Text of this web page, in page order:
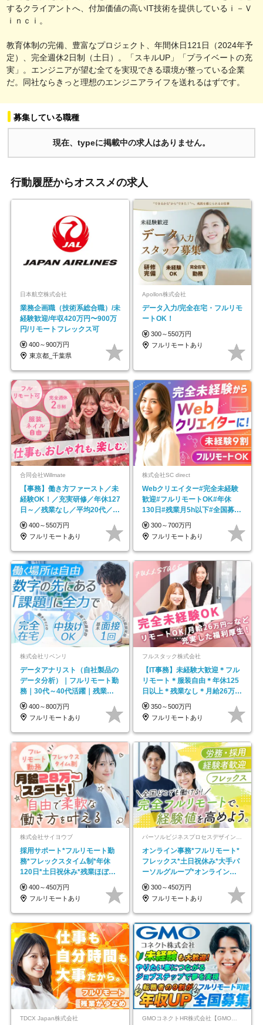
するクライアントへ、付加価値の高いIT技術を提供しているｉ－Ｖ
ｉｎｃｉ。
教育体制の完備、豊富なプロジェクト、年間休日121日（2024年予
定）、完全週休2日制（土日）。「スキルUP」「プライベートの充
実」。エンジニアが望む全てを実現できる環境が整っている企業
だ。同社ならきっと理想のエンジニアライフを送れるはずです。
募集している職種
現在、typeに掲載中の求人はありません。
行動履歴からオススメの求人
日本航空株式会社
業務企画職（技術系総合職）/未
経験歓迎/年収420万円〜900万
円/リモートフレックス可
400～900万円
東京都_千葉県
Apollon株式会社
データ入力/完全在宅・フルリモ
ートOK！
300～550万円
フルリモートあり
合同会社Willmate
【事務】働き方ファースト／未
経験OK！／充実研修／年休127
日～／残業なし／平均20代／リ
モートOK
400～550万円
フルリモートあり
株式会社SC direct
Webクリエイター#完全未経験
歓迎#フルリモートOK#年休
130日#残業月5h以下#全国募集
#最大1年の研修
300～700万円
フルリモートあり
株式会社リベンリ
データアナリスト（自社製品の
データ分析）｜フルリモート勤
務｜30代～40代活躍｜残業少
なめ｜子育て社員多数活躍
400～800万円
フルリモートあり
フルスタック株式会社
【IT事務】未経験大歓迎＊フル
リモート＊服装自由＊年休125
日以上＊残業なし＊月給26万円
以上
350～500万円
フルリモートあり
株式会社サイヨウブ
採用サポート*フルリモート勤
務*フレックスタイム制*年休
120日*土日祝休み*残業ほぼな
し*育児中社員8割以上
400～450万円
フルリモートあり
パーソルビジネスプロセスデザイン株式会社 事業開発本部
オンライン事務*フルリモート*
フレックス*土日祝休み*大手パ
ーソルグループ*オンライン面
接*30～40代活躍中
300～450万円
フルリモートあり
TDCX Japan株式会社 GMOコネクトHR株式会社【GMOインターネットグループ】